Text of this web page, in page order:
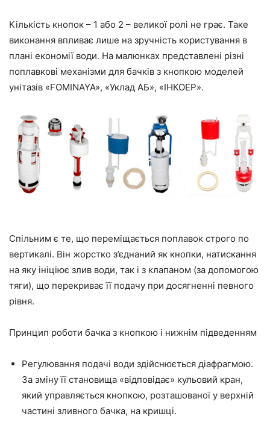
Кількість кнопок – 1 або 2 – великої ролі не грає. Таке
виконання впливає лише на зручність користування в
плані економії води. На малюнках представлені різні
поплавкові механізми для бачків з кнопкою моделей
унітазів «FOMINAYA», «Уклад АБ», «ІНКОЕР».
Спільним є те, що переміщається поплавок строго по
вертикалі. Він жорстко з’єднаний як кнопки, натискання
на яку ініціює злив води, так і з клапаном (за допомогою
тяги), що перекриває її подачу при досягненні певного
рівня.
Принцип роботи бачка з кнопкою і нижнім підведенням
Регулювання подачі води здійснюється діафрагмою.
За зміну її становища «відповідає» кульовий кран,
який управляється кнопкою, розташованої у верхній
частині зливного бачка, на кришці.